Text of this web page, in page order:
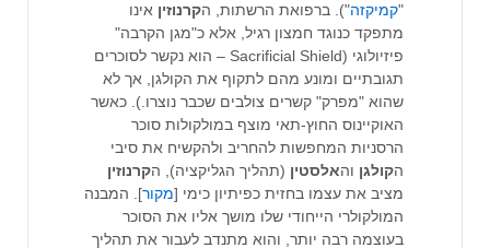
"קמיקזה"). ברפואת הרשתות, הקרנוזין אינו
מתפקד כנוגד חמצון רגיל, אלא כ"מגן הקרבה"
פיזיולוגי (Sacrificial Shield – הוא נקשר לסוכרים
תגובתיים ומונע מהם לתקוף את הקולגן, אך לא
שהוא "מפרק" קשרים צולבים שכבר נוצרו.). כאשר
האוקיינוס החוץ-תאי מוצף במולקולות סוכר
הרסניות המחפשות להחריב ולהקשיח את סיבי
הקולגן והאלסטין (תהליך הגליקציה), הקרנוזין
מציב את עצמו בחזית כפיתיון כימי [מקור]. המבנה
המולקולרי הייחודי שלו מושך אליו את הסוכר
בעוצמה רבה יותר, והוא מתנדב לעבור את תהליך